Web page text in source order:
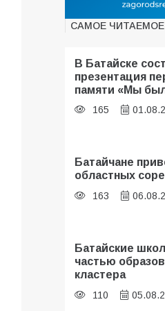
САМОЕ ЧИТАЕМОЕ
В Батайске
презентация
памяти «Мы
165
Батайчане
областных
163
Батайские
частью
кластера
110